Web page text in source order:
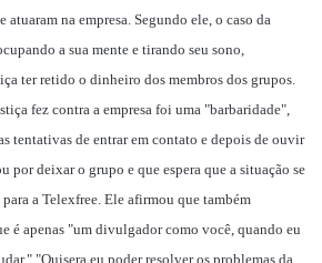
atuaram na empresa. Segundo ele, o caso da
a sua mente e tirando seu sono,
ter retido o dinheiro dos membros dos grupos.
fez contra a empresa foi uma "barbaridade",
tentativas de entrar em contato e depois de ouvir
por deixar o grupo e que espera que a situação se
a Telexfree. Ele afirmou que também
é apenas "um divulgador como você, quando eu
"Quisera eu poder resolver os problemas da